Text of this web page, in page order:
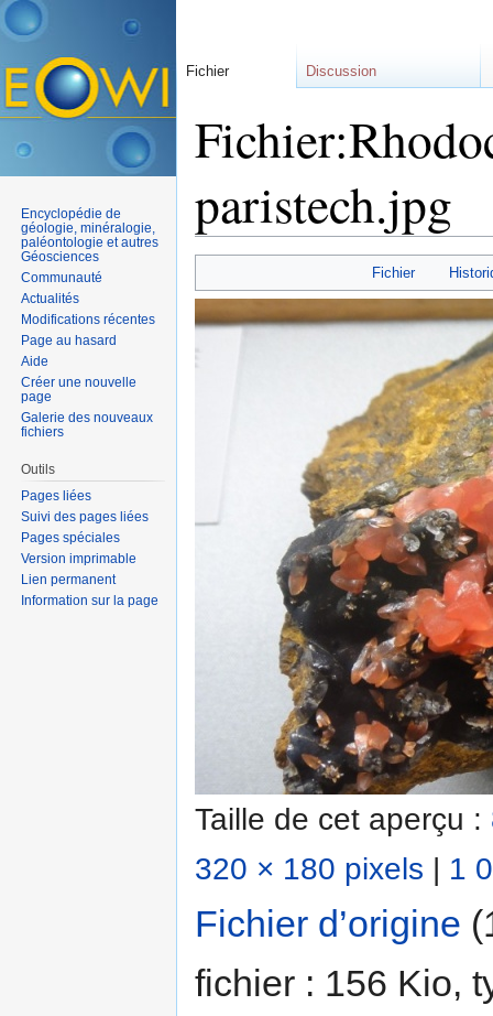
paristech.jpg
Fichier
Taille de cet aperçu :
320 × 180 pixels | 1
Fichier d’origine
fichier : 156 Kio,
Fichier Discussion
Encyclopédie de
géologie, minéralogie,
paléontologie et autres
Géosciences
Communauté
Actualités
Modifications récentes
Page au hasard
Aide
Créer une nouvelle
page
Galerie des nouveaux
fichiers
Outils
Pages liées
Suivi des pages liées
Pages spéciales
Version imprimable
Lien permanent
Information sur la page